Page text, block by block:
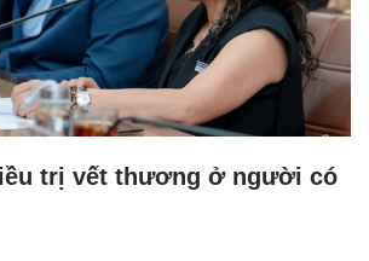
trị vết thương ở người có